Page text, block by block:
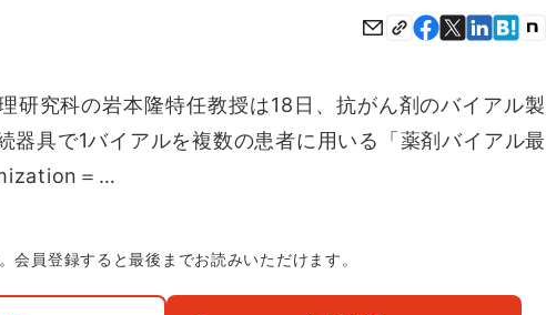
研究科の岩本隆特任教授は18日、抗がん剤のバイアル製
器具で1バイアルを複数の患者に用いる「薬剤バイアル最
＝…
会員登録すると最後までお読みいただけます。